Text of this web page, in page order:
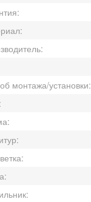
монтажа/установки: